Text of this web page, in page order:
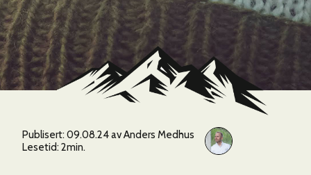
Publisert: 09.08.24 av Anders Medhus
Lesetid: 2min.